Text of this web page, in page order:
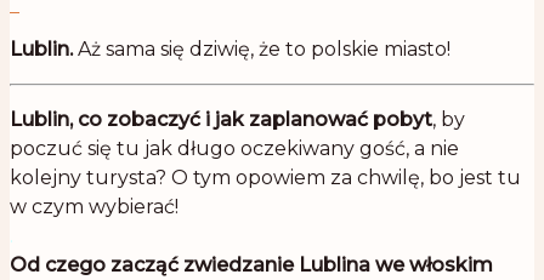
Lublin.Aż sama się dziwię, że to polskie miasto!
Lublin, co zobaczyć i jak zaplanować pobyt, by
poczuć się tu jak długo oczekiwany gość, a nie
kolejny turysta? O tym opowiem za chwilę, bo jest tu
w czym wybierać!
.
Od czego zacząć zwiedzanie Lublina we włoskim